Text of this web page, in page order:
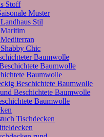
Stoff
Muster
Stil
Chic
Baumwolle
Baumwolle
Baumwolle
Beschichtete Baumwolle
Beschichtete Baumwolle
Baumwolle
Tischdecken